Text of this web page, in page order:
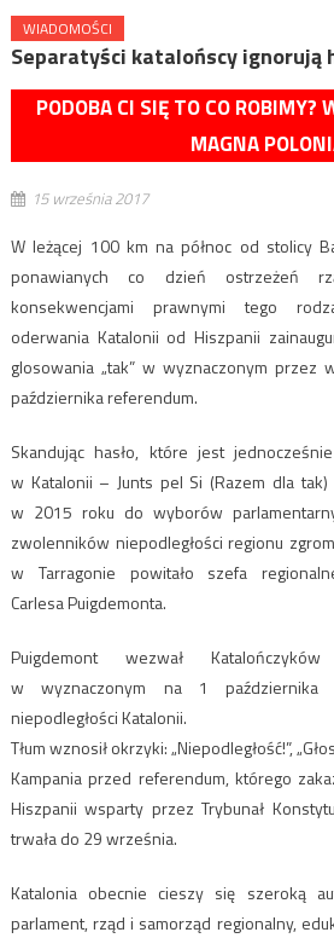
WIADOMOŚCI
Separatyści katalońscy ignorują
PODOBA CI SIĘ TO CO ROBIMY?
MAGNA
15 września 2017
W leżącej 100 km na północ od stolicy
ponawianych co dzień ostrzeżeń
konsekwencjami prawnymi tego
oderwania Katalonii od Hiszpanii
glosowania „tak” w wyznaczonym przez
października referendum.
Skandując hasło, które jest
w Katalonii – Junts pel Si (Razem dla
w 2015 roku do wyborów
zwolenników niepodległości regionu
w Tarragonie powitało szefa
Carlesa Puigdemonta.
Puigdemont wezwał
w wyznaczonym na 1 października
niepodległości Katalonii.
Tłum wznosił okrzyki: „Niepodległość!”,
Kampania przed referendum, którego
Hiszpanii wsparty przez Trybunał
trwała do 29 września.
Katalonia obecnie cieszy się szeroką
parlament, rząd i samorząd regionalny,